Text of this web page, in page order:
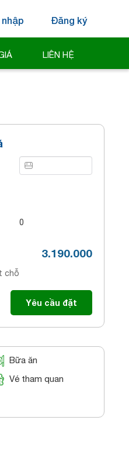
Đăng ký
LIÊN HỆ
3.190.000
chỗ
Yêu cầu đặt
Bữa ăn
Vé tham quan